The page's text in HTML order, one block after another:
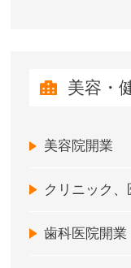
美容・
美容院開業
クリニック、
歯科医院開業